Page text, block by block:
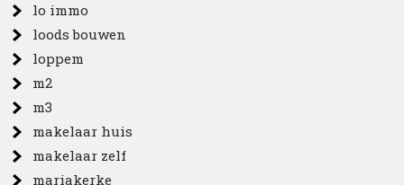
lo immo
loods bouwen
loppem
m2
m3
makelaar huis
makelaar zelf
mariakerke